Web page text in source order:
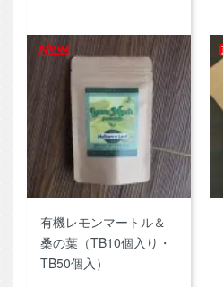
有機レモンマートル＆
桑の葉（TB10個入り・
TB50個入）